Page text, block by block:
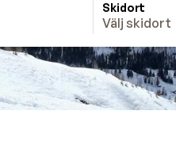
Skidort
Välj skidort